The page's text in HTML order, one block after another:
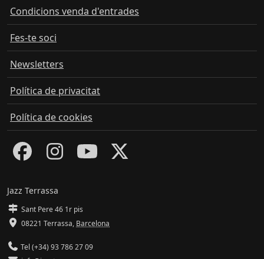
Condicions venda d'entrades
Fes-te soci
Newsletters
Política de privacitat
Política de cookies
Jazz Terrassa
Sant Pere 46 1r pis
08221 Terrassa, Barcelona
Tel (+34) 93 786 27 09